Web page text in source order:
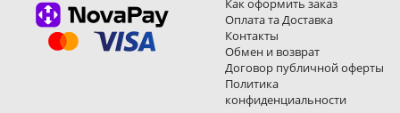
Как оформить заказ
Оплата та Доставка
Контакты
Обмен и возврат
Договор публичной оферты
Политика
конфиденциальности